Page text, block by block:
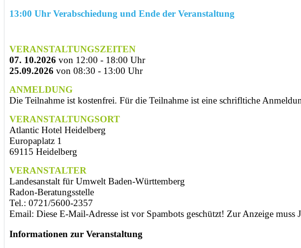
13:00 Uhr Verabschiedung und Ende der Veranstaltung
VERANSTALTUNGSZEITEN
07. 10.2026 von 12:00 - 18:00 Uhr
25.09.2026 von 08:30 - 13:00 Uhr
ANMELDUNG
Die Teilnahme ist kostenfrei. Für die Teilnahme ist eine schrifltiche
VERANSTALTUNGSORT
Atlantic Hotel Heidelberg
Europaplatz 1
69115 Heidelberg
VERANSTALTER
Landesanstalt für Umwelt Baden-Württemberg
Radon-Beratungsstelle
Tel.: 0721/5600-2357
Email: Diese E-Mail-Adresse ist vor Spambots geschützt! Zur Anzeige muss
Informationen zur Veranstaltung